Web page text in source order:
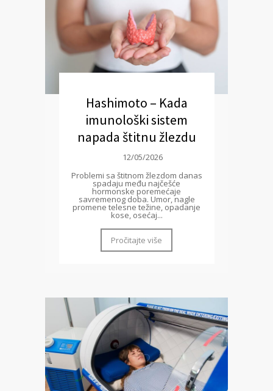
Hashimoto – Kada
imunološki sistem
napada štitnu žlezdu
12/05/2026
Problemi sa štitnom žlezdom danas
spadaju među najčešće
hormonske poremećaje
savremenog doba. Umor, nagle
promene telesne težine, opadanje
kose, osećaj...
Pročitajte više